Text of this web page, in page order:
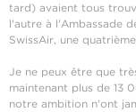
tard) avaient tous
l'autre à l'Ambassade
SwissAir, une
Je ne peux être que
maintenant plus de 13
notre ambition n'ont